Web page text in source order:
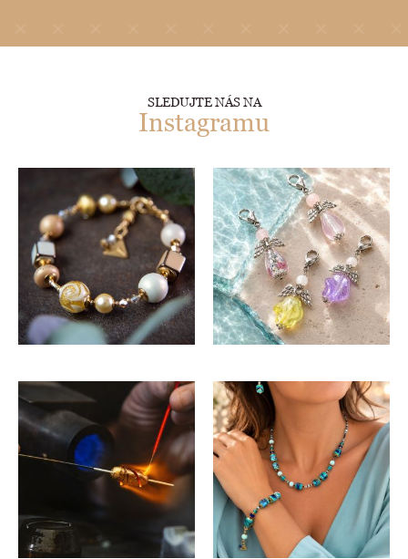
SLEDUJTE NÁS NA
Instagramu